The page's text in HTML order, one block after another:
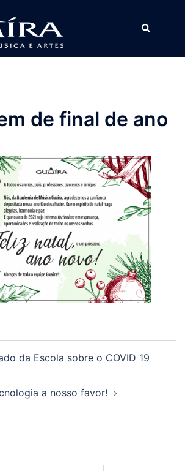
Search
de final de ano
da Escola sobre o COVID 19
a nosso favor!